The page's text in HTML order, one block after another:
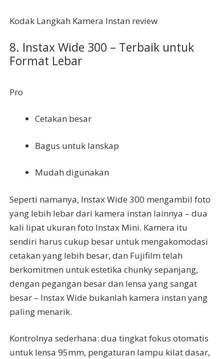
Kodak Langkah Kamera Instan review
8. Instax Wide 300 – Terbaik untuk
Format Lebar
Pro
Cetakan besar
Bagus untuk lanskap
Mudah digunakan
Seperti namanya, Instax Wide 300 mengambil foto
yang lebih lebar dari kamera instan lainnya – dua
kali lipat ukuran foto Instax Mini. Kamera itu
sendiri harus cukup besar untuk mengakomodasi
cetakan yang lebih besar, dan Fujifilm telah
berkomitmen untuk estetika chunky sepanjang,
dengan pegangan besar dan lensa yang sangat
besar – Instax Wide bukanlah kamera instan yang
paling menarik.
Kontrolnya sederhana: dua tingkat fokus otomatis
untuk lensa 95mm, pengaturan lampu kilat dasar,